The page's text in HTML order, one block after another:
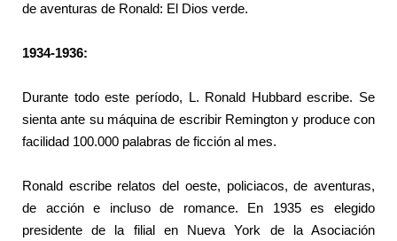
de aventuras de Ronald: El Dios verde.
1934-1936:
Durante todo este período, L. Ronald Hubbard escribe. Se
sienta ante su máquina de escribir Remington y produce con
facilidad 100.000 palabras de ficción al mes.
Ronald escribe relatos del oeste, policiacos, de aventuras,
de acción e incluso de romance. En 1935 es elegido
presidente de la filial en Nueva York de la Asociación